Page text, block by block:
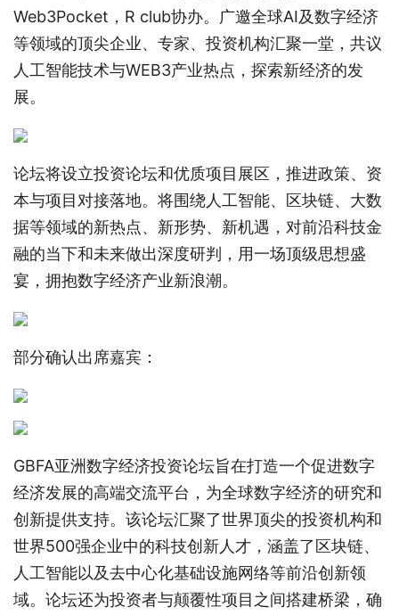
Web3Pocket，R club协办。广邀全球AI及数字经济
等领域的顶尖企业、专家、投资机构汇聚一堂，共议
人工智能技术与WEB3产业热点，探索新经济的发
展。
论坛将设立投资论坛和优质项目展区，推进政策、资
本与项目对接落地。将围绕人工智能、区块链、大数
据等领域的新热点、新形势、新机遇，对前沿科技金
融的当下和未来做出深度研判，用一场顶级思想盛
宴，拥抱数字经济产业新浪潮。
部分确认出席嘉宾：
GBFA亚洲数字经济投资论坛旨在打造一个促进数字
经济发展的高端交流平台，为全球数字经济的研究和
创新提供支持。该论坛汇聚了世界顶尖的投资机构和
世界500强企业中的科技创新人才，涵盖了区块链、
人工智能以及去中心化基础设施网络等前沿创新领
域。论坛还为投资者与颠覆性项目之间搭建桥梁，确